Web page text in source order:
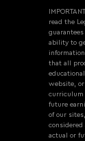
read the
ability to
that all
website, or
curriculum
future
of our
considered
actual or